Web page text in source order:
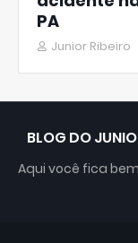
PA
Junior Ribeiro
BLOG DO
Aqui você fica